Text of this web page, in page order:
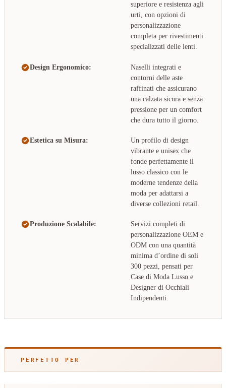
superiore e resistenza agli
urti, con opzioni di
personalizzazione
completa per rivestimenti
specializzati delle lenti.
Design Ergonomico:
Naselli integrati e
contorni delle aste
raffinati che assicurano
una calzata sicura e senza
pressione per un comfort
che dura tutto il giorno.
Estetica su Misura:
Un profilo di design
vibrante e unisex che
fonde perfettamente il
lusso classico con le
moderne tendenze della
moda per adattarsi a
diverse collezioni retail.
Produzione Scalabile:
Servizi completi di
personalizzazione OEM e
ODM con una quantità
minima d’ordine di soli
300 pezzi, pensati per
Case di Moda Lusso e
Designer di Occhiali
Indipendenti.
PERFETTO PER